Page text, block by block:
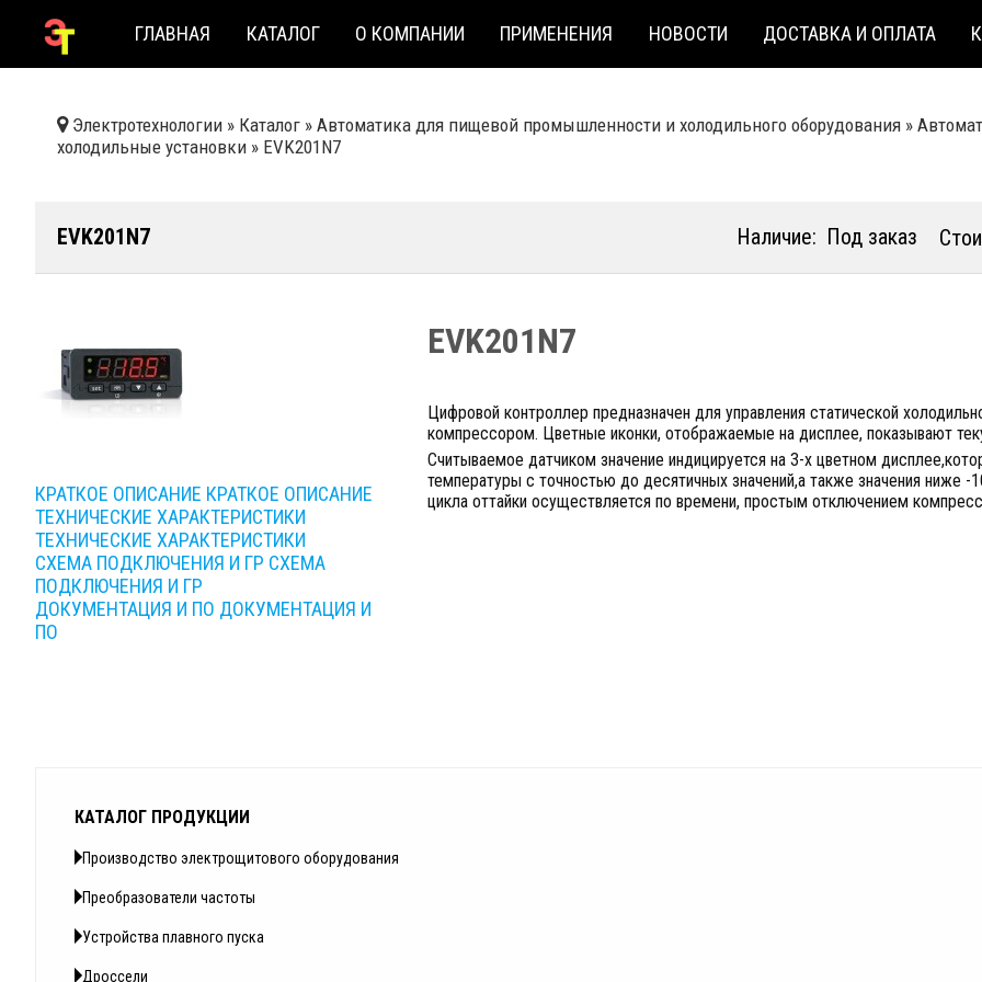
ГЛАВНАЯ КАТАЛОГ О КОМПАНИИ ПРИМЕНЕНИЯ НОВОСТИ ДОСТАВКА И ОПЛАТА
Электротехнологии » Каталог » Автоматика для пищевой промышленности и холодильного оборудования »
холодильные установки » EVK201N7
EVK201N7 Наличие: Под заказ
КРАТКОЕ ОПИСАНИЕ КРАТКОЕ ОПИСАНИЕ
ТЕХНИЧЕСКИЕ ХАРАКТЕРИСТИКИ
ТЕХНИЧЕСКИЕ ХАРАКТЕРИСТИКИ
СХЕМА ПОДКЛЮЧЕНИЯ И ГР СХЕМА
ПОДКЛЮЧЕНИЯ И ГР
ДОКУМЕНТАЦИЯ И ПО ДОКУМЕНТАЦИЯ И
ПО
EVK201N7
Цифровой контроллер предназначен для управления статической
компрессором. Цветные иконки, отображаемые на дисплее, показывают
Считываемое датчиком значение индицируется на 3-х цветном
температуры с точностью до десятичных значений,а также значения ниже
цикла оттайки осуществляется по времени, простым отключением
КАТАЛОГ ПРОДУКЦИИ
Производство электрощитового оборудования
Преобразователи частоты
Устройства плавного пуска
Дроссели